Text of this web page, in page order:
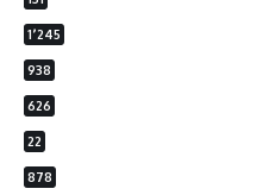
1٬245
938
626
22
878